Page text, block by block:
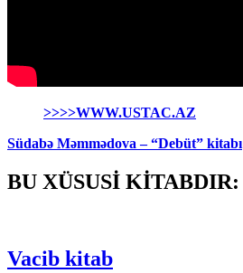
>>>>WWW.USTAC.AZ
Südabə Məmmədova – “Debüt” kitabı
BU XÜSUSİ KİTABDIR:
Vacib kitab